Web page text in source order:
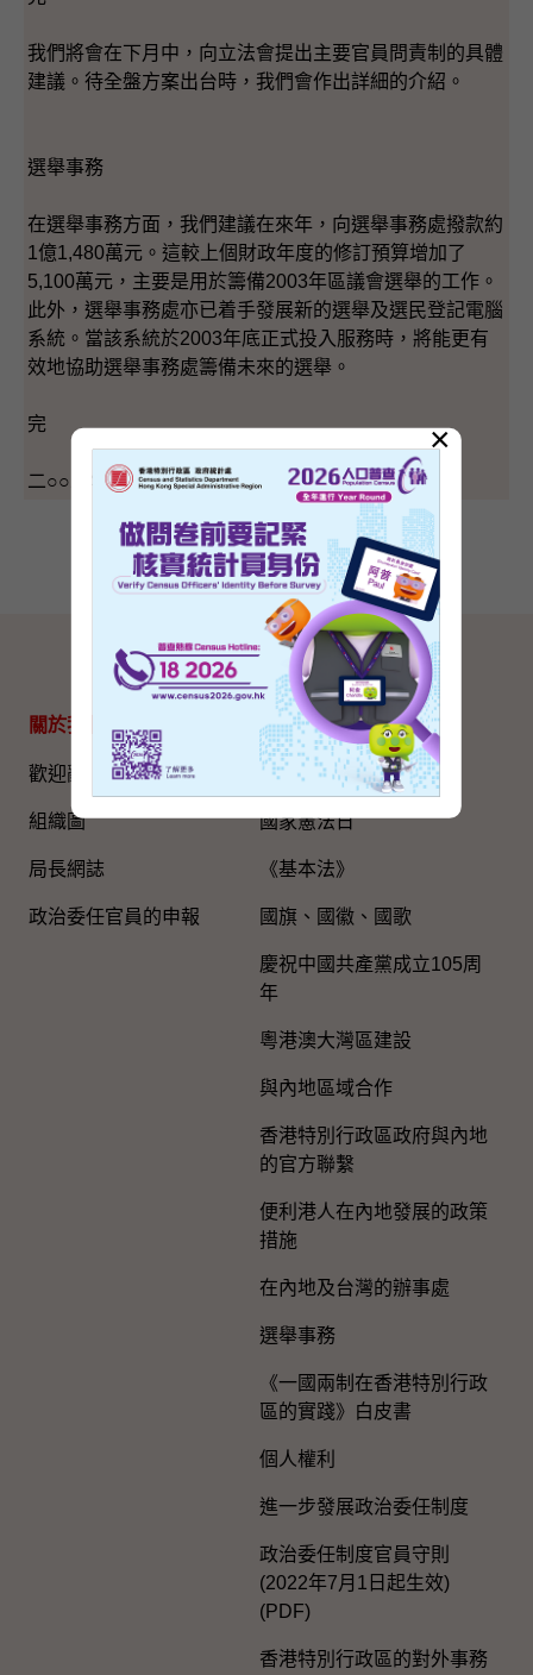
我們將會在下月中，向立法會提出主要官員問責制的具體
建議。待全盤方案出台時，我們會作出詳細的介紹。
選舉事務
在選舉事務方面，我們建議在來年，向選舉事務處撥款約
1億1,480萬元。這較上個財政年度的修訂預算增加了
5,100萬元，主要是用於籌備2003年區議會選舉的工作。
此外，選舉事務處亦已着手發展新的選舉及選民登記電腦
系統。當該系統於2003年底正式投入服務時，將能更有
效地協助選舉事務處籌備未來的選舉。
完
二○○二年三月二十五日（星期一）
網站地圖
關於我們
歡迎辭
組織圖​
局長網誌
政治委任官員的申報
專題資料
國家五年規劃
國家憲法日
《基本法》
國旗、國徽、國歌
慶祝中國共產黨成立105周
年
粵港澳大灣區建設
與內地區域合作
香港特別行政區政府與內地
的官方聯繫
便利港人在內地發展的政策
措施
在內地及台灣的辦事處
選舉事務
《一國兩制在香港特別行政
區的實踐》白皮書
個人權利
進一步發展政治委任制度
政治委任制度官員守則
(2022年7月1日起生效)
(PDF)
香港特別行政區的對外事務
×